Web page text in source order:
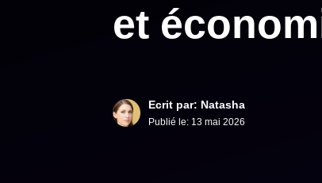
et
Ecrit par: Natasha
Publié le: 13 mai 2026